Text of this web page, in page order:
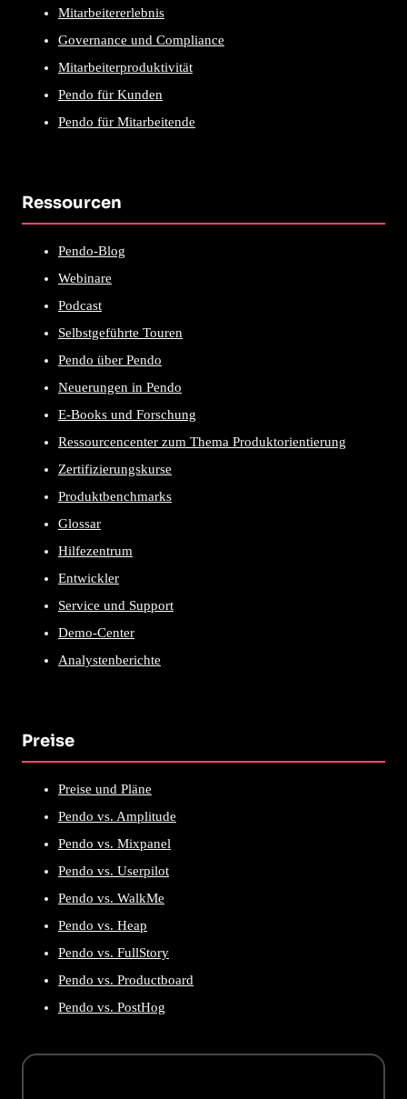
Mitarbeitererlebnis
Governance und Compliance
Mitarbeiterproduktivität
Pendo für Kunden
Pendo für Mitarbeitende
Ressourcen
Pendo-Blog
Webinare
Podcast
Selbstgeführte Touren
Pendo über Pendo
Neuerungen in Pendo
E-Books und Forschung
Ressourcencenter zum Thema Produktorientierung
Zertifizierungskurse
Produktbenchmarks
Glossar
Hilfezentrum
Entwickler
Service und Support
Demo-Center
Analystenberichte
Preise
Preise und Pläne
Pendo vs. Amplitude
Pendo vs. Mixpanel
Pendo vs. Userpilot
Pendo vs. WalkMe
Pendo vs. Heap
Pendo vs. FullStory
Pendo vs. Productboard
Pendo vs. PostHog